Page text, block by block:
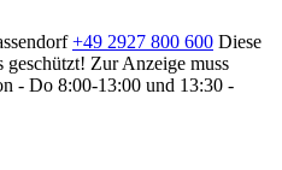
+49 2927 800 600 Diese
Zur Anzeige muss
- Do 8:00-13:00 und 13:30 -